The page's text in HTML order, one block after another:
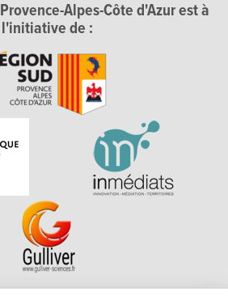
Alpes-Côte d'Azur est à
l'initiative de :